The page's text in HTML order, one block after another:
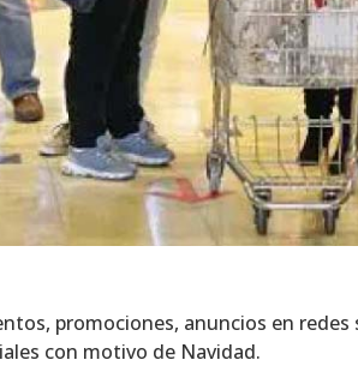
promociones, anuncios en
con motivo de Navidad.